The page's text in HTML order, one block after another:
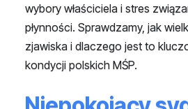
wybory właściciela i stres
płynności. Sprawdzamy, jak
zjawiska i dlaczego jest to
kondycji polskich MŚP.